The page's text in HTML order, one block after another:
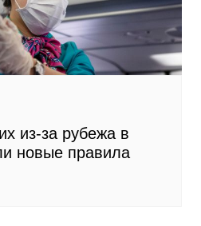
из-за рубежа в
новые правила